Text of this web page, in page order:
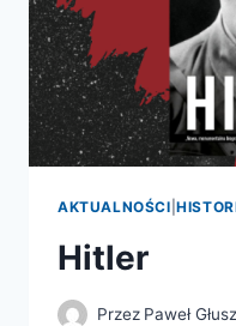
AKTUALNOŚCI |
Hitler
Przez Paweł